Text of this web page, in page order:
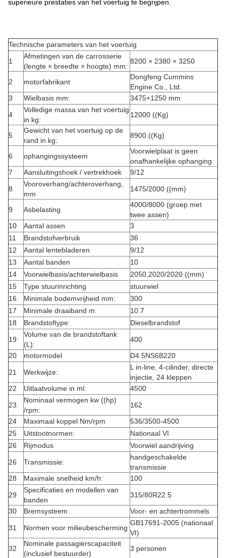
superieure prestaties van het voertuig te begrijpen.
Technische parameters van het voertuig
1
Afmetingen van de carrosserie
(lengte × breedte × hoogte) mm:
8200 × 2380 × 3250
2 motorfabrikant
Dongfeng Cummins
Engine Co., Ltd.
3
Wielbasis mm: 3475+1250 mm
4
Volledige massa van het voertuig
in kg:
12000 ((Kg)
5
Gewicht van het voertuig op de
rand in kg:
8900 ((Kg)
6 ophangingssysteem
Voorwielplaat is geen
onafhankelijke ophanging.
7
Aansluitingshoek / vertrekhoek 9/12
8
Vooroverhang/achteroverhang,
mm
1475/2000 ((mm)
9 Asbelasting
4000/8000 (groep met
twee assen)
10
Aantal assen
3
11
Brandstofverbruik
36
12
Aantal lentebladeren
9/12
13
Aantal banden
10
14
Voorwielbasis/achterwielbasis
2050,2020/2020 ((mm)
15
Type stuurinrichting
stuurwiel
16
Minimale bodemvrijheid mm:
300
17
Minimale draaiband m:
10.7
18
Brandstoftype: Dieselbrandstof
19
Volume van de brandstoftank
(L):
400
20
motormodel D4.5NS6B220
21 Werkwijze:
L in-line, 4-cilinder, directe
injectie, 24 kleppen
22
Uitlaatvolume in ml: 4500
23
Nominaal vermogen kw ((hp)
/rpm:
162
24
Maximaal koppel Nm/rpm
536/3500-4500
25
Uitstootnormen:
Nationaal VI
26
Rijmodus Voorwiel aandrijving
26 Transmissie:
handgeschakelde
transmissie
28
Maximale snelheid km/h: 100
29
Specificaties en modellen van
banden
315/80R22.5
30
Bremsysteem Voor- en achtertrommels
31 Normen voor milieubescherming
GB17691-2005 (nationaal
VI)
32
Nominale passagierscapaciteit
(inclusief bestuurder)
3 personen